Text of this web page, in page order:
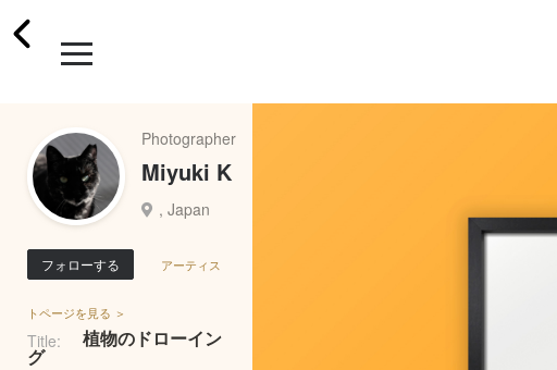
Photographer
Miyuki K
, Japan
フォローする アーティス
トページを見る ＞
Title: 植物のドローイン
グ